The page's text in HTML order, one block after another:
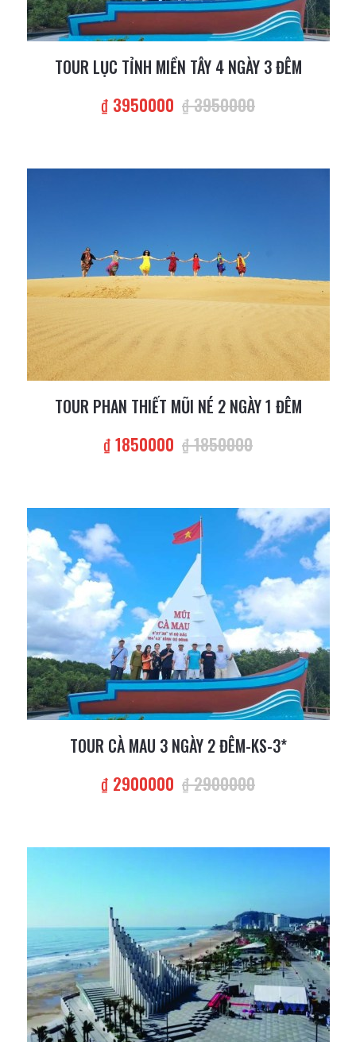
TOUR LỤC TỈNH MIỀN TÂY 4 NGÀY 3 ĐÊM
₫ 3950000 ₫ 3950000
TOUR PHAN THIẾT MŨI NÉ 2 NGÀY 1 ĐÊM
₫ 1850000 ₫ 1850000
TOUR CÀ MAU 3 NGÀY 2 ĐÊM-KS-3*
₫ 2900000 ₫ 2900000